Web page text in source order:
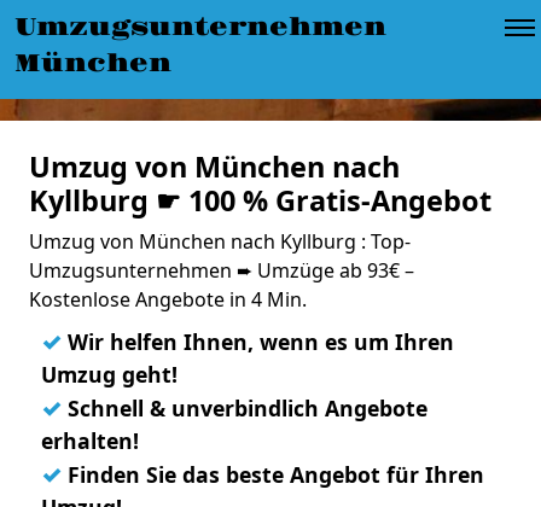
Umzugsunternehmen
München
Umzug von München nach
Kyllburg ☛ 100 % Gratis-Angebot
Umzug von München nach Kyllburg : Top-
Umzugsunternehmen ➨ Umzüge ab 93€ –
Kostenlose Angebote in 4 Min.
✓ Wir helfen Ihnen, wenn es um Ihren
Umzug geht!
✓ Schnell & unverbindlich Angebote
erhalten!
✓ Finden Sie das beste Angebot für Ihren